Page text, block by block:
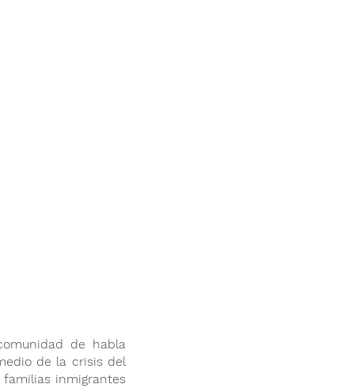
de habla
de la crisis del
inmigrantes